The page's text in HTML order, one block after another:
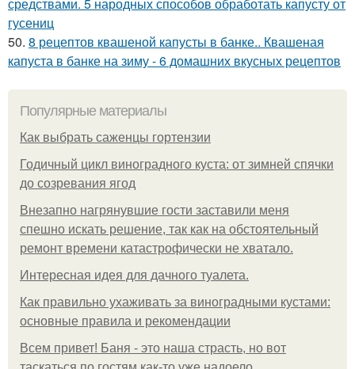
средствами. 5 народных способов обработать капусту от
гусениц
50. 8 рецептов квашеной капусты в банке.. Квашеная
капуста в банке на зиму - 6 домашних вкусных рецептов
Популярные материалы
Как выбрать саженцы гортензии
Годичный цикл виноградного куста: от зимней спячки
до созревания ягод
Внезапно нагрянувшие гости заставили меня
спешно искать решение, так как на обстоятельный
ремонт времени катастрофически не хватало.
Интересная идея для дачного туалета.
Как правильно ухаживать за виноградными кустами:
основные правила и рекомендации
Всем привет! Баня - это наша страсть, но вот